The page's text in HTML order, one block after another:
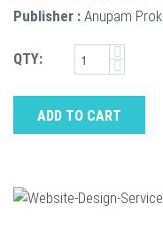
Publisher : Anupam
QTY:
ADD TO CART